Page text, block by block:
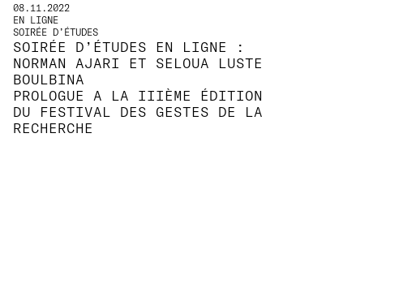
08.11.2022
EN LIGNE
SOIRÉE D’ÉTUDES
SOIRÉE D’ÉTUDES EN LIGNE :
NORMAN AJARI ET SELOUA LUSTE
BOULBINA
PROLOGUE A LA IIIÈME ÉDITION
DU FESTIVAL DES GESTES DE LA
RECHERCHE